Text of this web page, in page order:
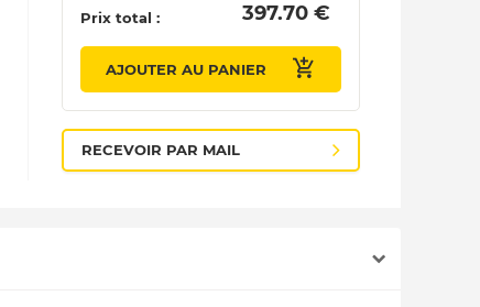
Prix total : 397.70 €
AJOUTER AU PANIER
RECEVOIR PAR MAIL